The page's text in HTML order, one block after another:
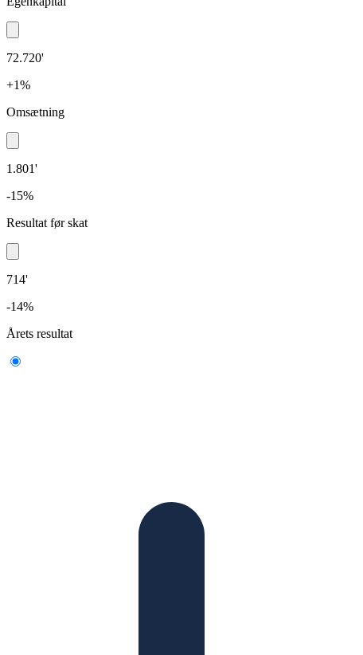
72.720'
+1%
Omsætning
1.801'
-15%
Resultat før skat
714'
-14%
Årets resultat